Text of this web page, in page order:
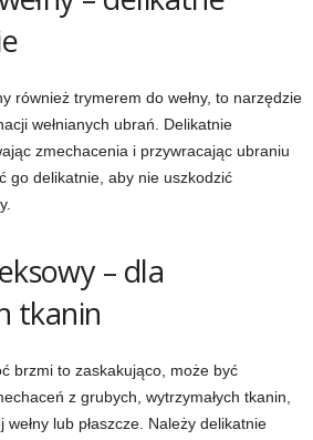
również trymerem do wełny, to narzędzie
wełnianych ubrań. Delikatnie
zmechacenia i przywracając ubraniu
go delikatnie, aby nie uszkodzić
– dla
tkanin
brzmi to zaskakująco, może być
z grubych, wytrzymałych tkanin,
lub płaszcze. Należy delikatnie